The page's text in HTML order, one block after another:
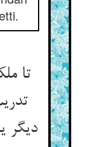
تا
دیگر